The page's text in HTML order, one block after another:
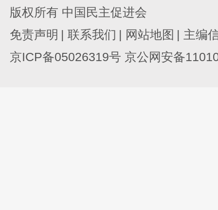
版权所有 中国民主促进会
免责声明 | 联系我们 | 网站地图 | 主编
京ICP备05026319号 京公网安备